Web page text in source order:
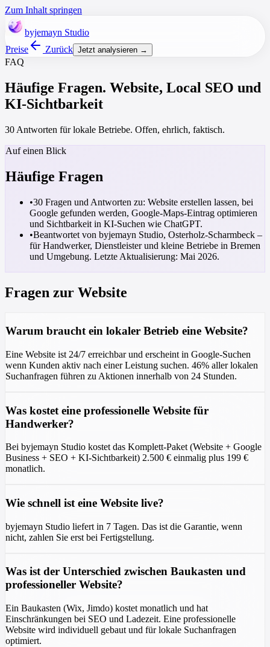
Zum Inhalt springen
byjemayn Studio
Preise
Zurück Jetzt analysieren →
FAQ
Häufige Fragen. Website, Local SEO und
KI-Sichtbarkeit
30 Antworten für lokale Betriebe. Offen, ehrlich, faktisch.
Auf einen Blick
Häufige Fragen
•30 Fragen und Antworten zu: Website erstellen lassen, bei
Google gefunden werden, Google-Maps-Eintrag optimieren
und Sichtbarkeit in KI-Suchen wie ChatGPT.
•Beantwortet von byjemayn Studio, Osterholz-Scharmbeck –
für Handwerker, Dienstleister und kleine Betriebe in Bremen
und Umgebung. Letzte Aktualisierung: Mai 2026.
Fragen zur Website
Warum braucht ein lokaler Betrieb eine Website?
Eine Website ist 24/7 erreichbar und erscheint in Google-Suchen
wenn Kunden aktiv nach einer Leistung suchen. 46% aller lokalen
Suchanfragen führen zu Aktionen innerhalb von 24 Stunden.
Was kostet eine professionelle Website für
Handwerker?
Bei byjemayn Studio kostet das Komplett-Paket (Website + Google
Business + SEO + KI-Sichtbarkeit) 2.500 € einmalig plus 199 €
monatlich.
Wie schnell ist eine Website live?
byjemayn Studio liefert in 7 Tagen. Das ist die Garantie, wenn
nicht, zahlen Sie erst bei Fertigstellung.
Was ist der Unterschied zwischen Baukasten und
professioneller Website?
Ein Baukasten (Wix, Jimdo) kostet monatlich und hat
Einschränkungen bei SEO und Ladezeit. Eine professionelle
Website wird individuell gebaut und für lokale Suchanfragen
optimiert.